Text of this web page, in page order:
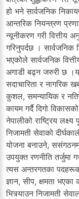
हो भने सार्वजनिक
आन्तरिक नियन्त्रण
न्यूनीकरण गरी वित्तीय
गरिनुपर्दछ । सार्वजनिक
भएकोले सार्वजनिक
अगाडी बढ्न जरुरी छ
सदाचारिता र नागरिक
कुशल, समन्यायिक र
कायम गर्दै दिगो
नेपालीको राष्ट्रिय लक्ष्य
निजामती सेवाको
योजना बनाउने,
उपयुक्त रणनीति तर्जुमा
त्यस अन्तरगतका
ज्ञान, सीप, क्षमता भएका
भित्र्याउन निजामती